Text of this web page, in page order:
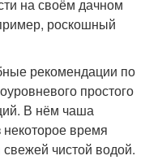
на своём дачном
роскошный
рекомендации по
простого
В нём чаша
некоторое время
чистой водой.